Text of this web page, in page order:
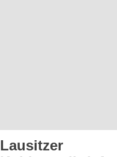
Lausitzer